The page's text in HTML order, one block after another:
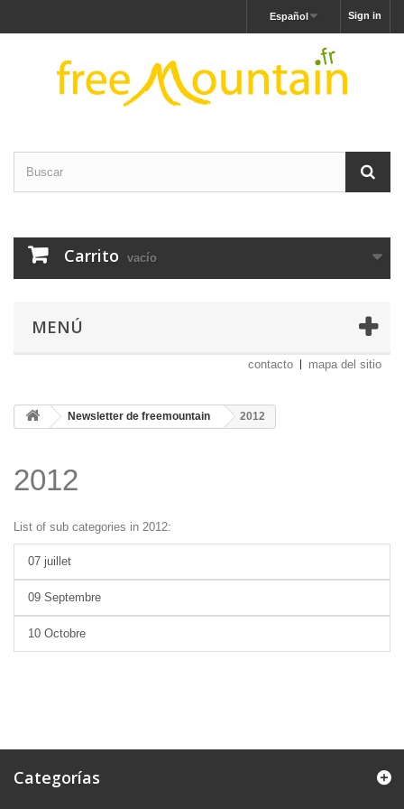
Sign in
Español
Carrito vacío
MENÚ
contacto mapa del sitio
Newsletter de freemountain 2012
2012
List of sub categories in 2012:
07 juillet
09 Septembre
10 Octobre
Categorías